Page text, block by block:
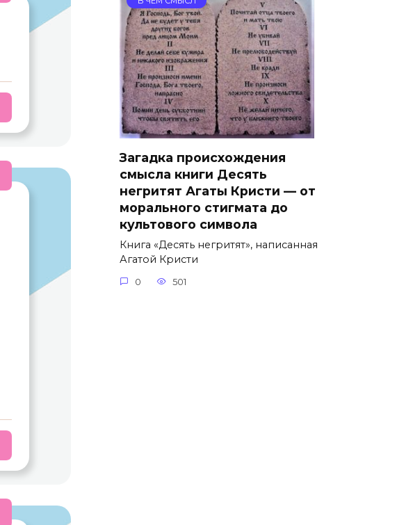
Загадка происхождения
смысла книги Десять
негритят Агаты Кристи — от
морального стигмата до
культового символа
Книга «Десять негритят», написанная
Агатой Кристи
0 501